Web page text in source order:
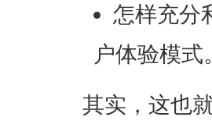
怎样充分
户体验模式
其实，这也